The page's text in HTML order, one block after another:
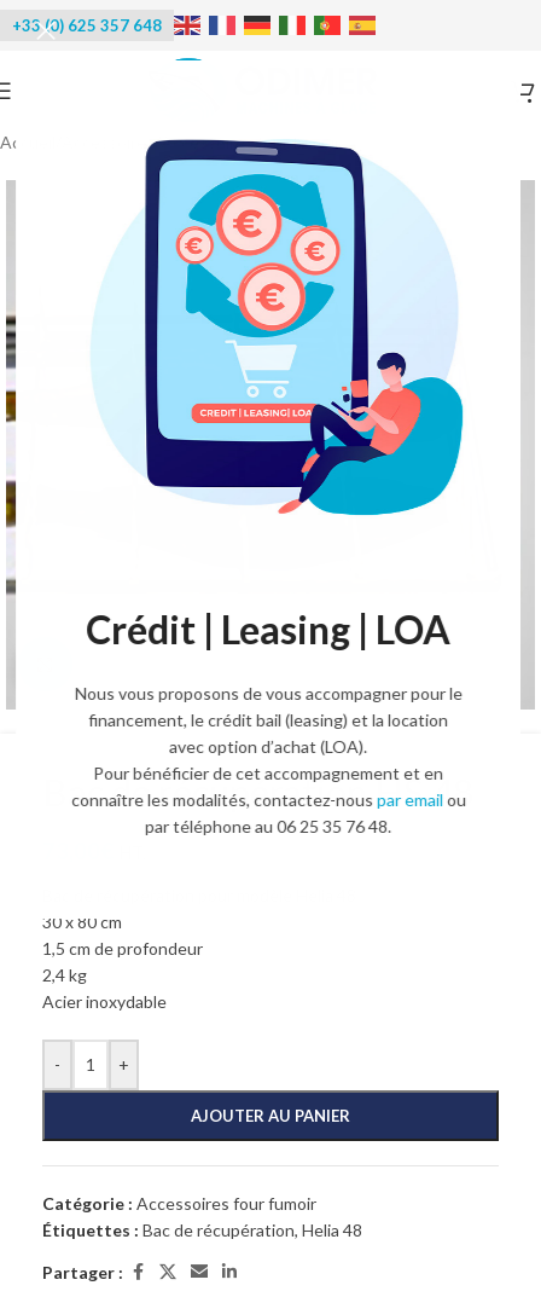
Crédit | Leasing | LOA
Nous vous proposons de vous accompagner pour le
financement, le crédit bail (leasing) et la location
avec option d’achat (LOA).
Pour bénéficier de cet accompagnement et en
connaître les modalités, contactez-nouspar emailou
par téléphone au 06 25 35 76 48.
+33 (0) 625 357 648
Accueil Accessoires/Accessoires four fumoir
Bac de récupération HS 48
30 x 80 cm
1,5 cm de profondeur
2,4 kg
Acier inoxydable
- +
AJOUTER AU PANIER
Catégorie : Accessoires four fumoir
Étiquettes : Bac de récupération, Helia 48
Partager :